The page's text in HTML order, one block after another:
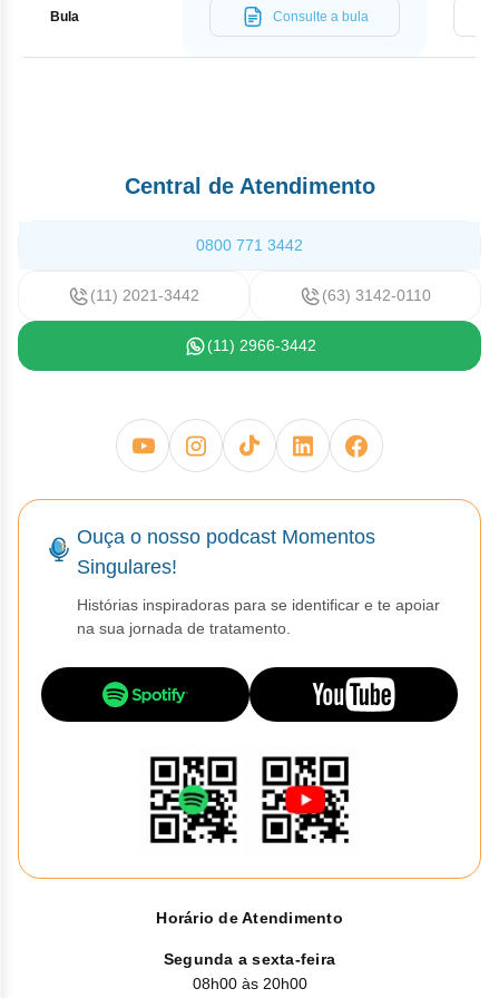
medicamento.
Bula Consulte a bula
Central de Atendimento
0800 771 3442
(11) 2021-3442 (63) 3142-0110
(11) 2966-3442
Ouça o nosso podcast Momentos
Singulares!
Histórias inspiradoras para se identificar e te apoiar
na sua jornada de tratamento.
Horário de Atendimento
Segunda a sexta-feira
08h00 às 20h00